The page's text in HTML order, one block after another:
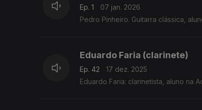
Ep. 1
07 jan. 2026
Pedro Pinheiro. Guitarra clássica,
Eduardo Faria (clarinete)
Ep. 42
17 dez. 2025
Eduardo Faria: clarinetista, aluno na